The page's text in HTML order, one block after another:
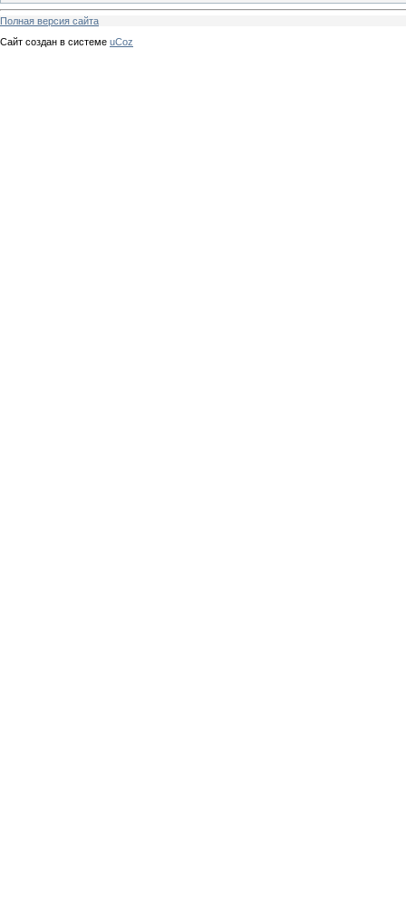
Полная версия сайта
Сайт создан в системе uCoz